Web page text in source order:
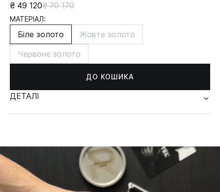
₴ 49 120₴ 70 170
МАТЕРІАЛ:
Біле золото
Жовте золото
Червоне золото
ДО КОШИКА
ДЕТАЛІ